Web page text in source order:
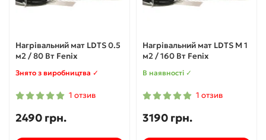
Нагрівальний мат LDTS 0.5
м2 / 80 Вт Fenix
Знято з виробництва ✓
1 отзив
2490 грн.
Нагрівальний мат LDTS M 1
м2 / 160 Вт Fenix
В наявності ✓
1 отзив
3190 грн.